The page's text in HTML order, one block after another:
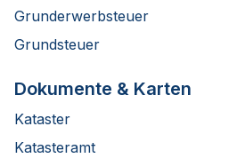
Grunderwerbsteuer
Grundsteuer
Dokumente & Karten
Kataster
Katasteramt